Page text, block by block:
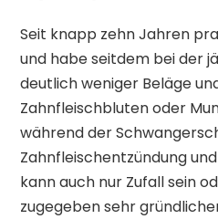
Seit knapp zehn Jahren
und habe seitdem bei der
deutlich weniger Beläge
Zahnfleischbluten oder
während der
Zahnfleischentzündung
kann auch nur Zufall sein
zugegeben sehr